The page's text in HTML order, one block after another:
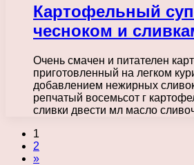
Картофельный
чесноком и
Очень смачен и питателен
приготовленный на легком
добавлением нежирных
репчатый восемьсот г
сливки двести мл масло
1
2
»